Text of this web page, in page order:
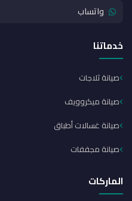
واتساب
خدماتنا
صيانة ثلاجات
صيانة ميكروويف
صيانة غسالات أطباق
صيانة مجففات
الماركات